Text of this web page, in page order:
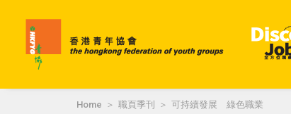
Home 職頁季刊 可持續發展 綠色職業